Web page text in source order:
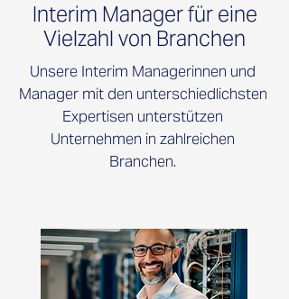
Interim Manager für eine
Vielzahl von Branchen
Unsere Interim Managerinnen und
Manager mit den unterschiedlichsten
Expertisen unterstützen
Unternehmen in zahlreichen
Branchen.